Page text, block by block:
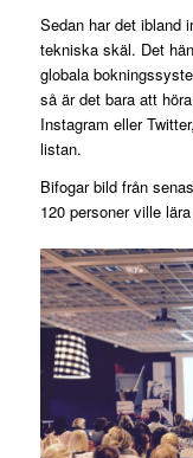
Sedan har det ibland
tekniska skäl. Det
globala
så är det bara att
Instagram eller
listan.
Bifogar bild från
120 personer ville